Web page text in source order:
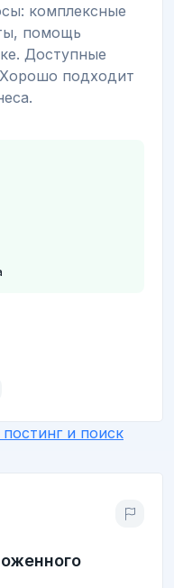
комплексные
помощь
Доступные
подходит
и поиск